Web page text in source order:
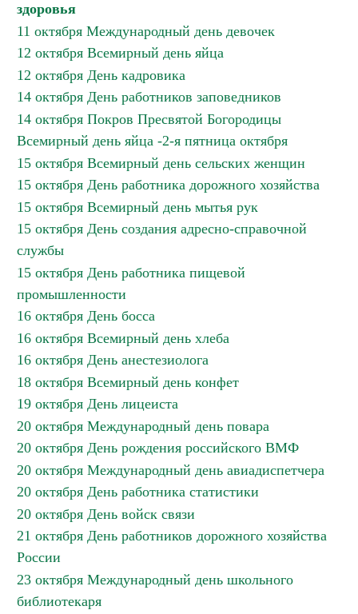
здоровья
11 октября Международный день девочек
12 октября Всемирный день яйца
12 октября День кадровика
14 октября День работников заповедников
14 октября Покров Пресвятой Богородицы
Всемирный день яйца -2-я пятница октября
15 октября Всемирный день сельских женщин
15 октября День работника дорожного хозяйства
15 октября Всемирный день мытья рук
15 октября День создания адресно-справочной
службы
15 октября День работника пищевой
промышленности
16 октября День босса
16 октября Всемирный день хлеба
16 октября День анестезиолога
18 октября Всемирный день конфет
19 октября День лицеиста
20 октября Международный день повара
20 октября День рождения российского ВМФ
20 октября Международный день авиадиспетчера
20 октября День работника статистики
20 октября День войск связи
21 октября День работников дорожного хозяйства
России
23 октября Международный день школьного
библиотекаря